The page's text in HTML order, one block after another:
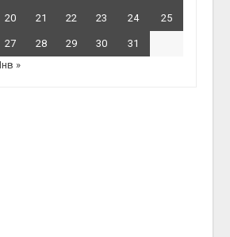
20 21 22 23 24 25
27 28 29 30
31
»